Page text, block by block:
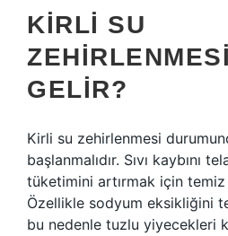
KIRLI SU
GELIR?
Kirli su zehirlenmesi
başlanmalıdır. Sıvı kaybını
tüketimini artırmak için
Özellikle sodyum eksikliğini
bu nedenle tuzlu yiyecekleri